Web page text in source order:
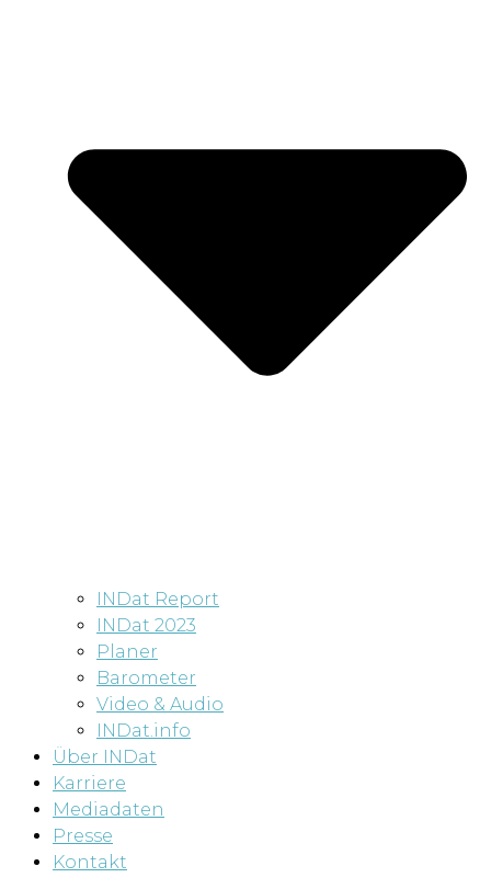
INDat Report
INDat 2023
Planer
Barometer
Video & Audio
INDat.info
Über INDat
Karriere
Mediadaten
Presse
Kontakt